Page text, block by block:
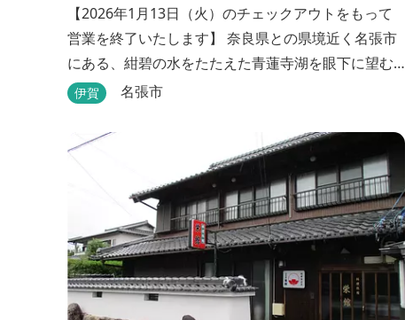
【2026年1月13日（火）のチェックアウトをもって
営業を終了いたします】 奈良県との県境近く名張市
にある、紺碧の水をたたえた青蓮寺湖を眼下に望む
ホテル。自家源泉の「香落渓（こおちだに）温泉」
ものがなく、絶景と評判です。
伊賀 名張市